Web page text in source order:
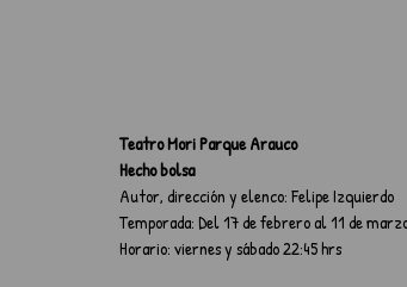
Teatro Mori Parque Arauco
Hecho bolsa
Autor, dirección y elenco: Felipe Izquierdo
Temporada: Del 17 de febrero al 11 de
Horario: viernes y sábado 22:45 hrs